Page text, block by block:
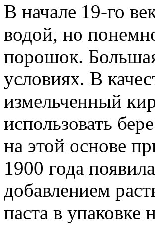
В начале 19-го
водой, но
порошок.
условиях. В
измельченный
использовать
на этой основе
1900 года
добавлением
паста в упаковке